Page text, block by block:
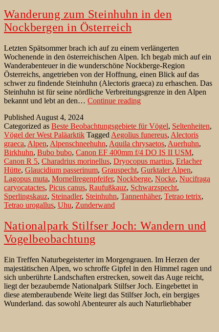
Wanderung zum Steinhuhn in den
Nockbergen in Österreich
Letzten Spätsommer brach ich auf zu einem verlängerten
Wochenende in den österreichischen Alpen. Ich begab mich auf ein
Wanderabenteuer in die wunderschöne Nockberge-Region
Österreichs, angetrieben von der Hoffnung, einen Blick auf das
schwer zu findende Steinhuhn (Alectoris graeca) zu erhaschen. Das
Steinhuhn ist für seine nördliche Verbreitungsgrenze in den Alpen
bekannt und lebt an den… Continue readingWanderung
in
den
Nockbergen
in
Österreich
Published August 4, 2024
Categorized as Beste Beobachtungsgebiete für Vögel, Seltenheiten,
Vögel der West Paläarktik Tagged Aegolius funereus, Alectoris
graeca, Alpen, Alpenschneehuhn, Aquila chrysaetos, Auerhuhn,
Birkhuhn, Bubo bubo, Canon EF 400mm f/4 DO IS II USM,
Canon R 5, Charadrius morinellus, Dryocopus martius, Erlacher
Hütte, Glaucidium passerinum, Grauspecht, Gurktaler Alpen,
Lagopus muta, Mornellregenpfeifer, Nockberge, Nocke, Nucifraga
caryocatactes, Picus canus, Raufußkauz, Schwarzspecht,
Sperlingskauz, Steinadler, Steinhuhn, Tannenhäher, Tetrao tetrix,
Tetrao urogallus, Uhu, Zunderwand
Nationalpark Stilfser Joch: Wandern und
Vogelbeobachtung
Ein Treffen Naturbegeisterter im Morgengrauen. Im Herzen der
majestätischen Alpen, wo schroffe Gipfel in den Himmel ragen und
sich unberührte Landschaften erstrecken, soweit das Auge reicht,
liegt der bezaubernde Nationalpark Stilfser Joch. Eingebettet in
diese atemberaubende Weite liegt das Stilfser Joch, ein bergiges
Wunderland, das sowohl Abenteurer als auch Naturliebhaber